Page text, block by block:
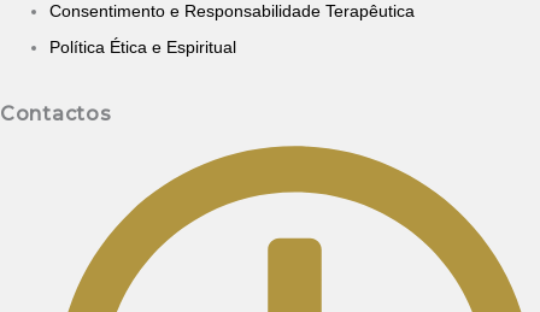
Consentimento e Responsabilidade Terapêutica
Política Ética e Espiritual
Contactos